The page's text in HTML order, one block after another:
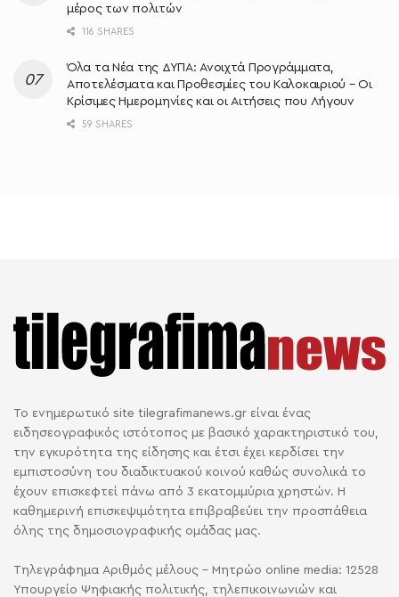
μέρος των πολιτών
116 SHARES
Όλα τα Νέα της ΔΥΠΑ: Ανοιχτά Προγράμματα,
Αποτελέσματα και Προθεσμίες του Καλοκαιριού – Οι
Κρίσιμες Ημερομηνίες και οι Αιτήσεις που Λήγουν
59 SHARES
Το ενημερωτικό site tilegrafimanews.gr είναι ένας
ειδησεογραφικός ιστότοπος με βασικό χαρακτηριστικό του,
την εγκυρότητα της είδησης και έτσι έχει κερδίσει την
εμπιστοσύνη του διαδικτυακού κοινού καθώς συνολικά το
έχουν επισκεφτεί πάνω από 3 εκατομμύρια χρηστών. Η
καθημερινή επισκεψιμότητα επιβραβεύει την προσπάθεια
όλης της δημοσιογραφικής ομάδας μας.
Τηλεγράφημα Αριθμός μέλους - Μητρώο online media: 12528
Υπουργείο Ψηφιακής πολιτικής, τηλεπικοινωνιών και